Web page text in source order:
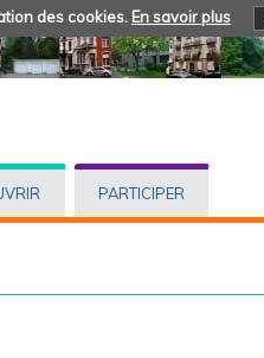
des cookies. En savoir plus
PARTICIPER